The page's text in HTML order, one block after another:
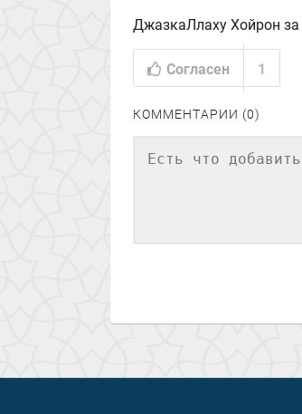
ДжазкаЛлаху Хойрон
Согласен 1
КОММЕНТАРИИ (0)